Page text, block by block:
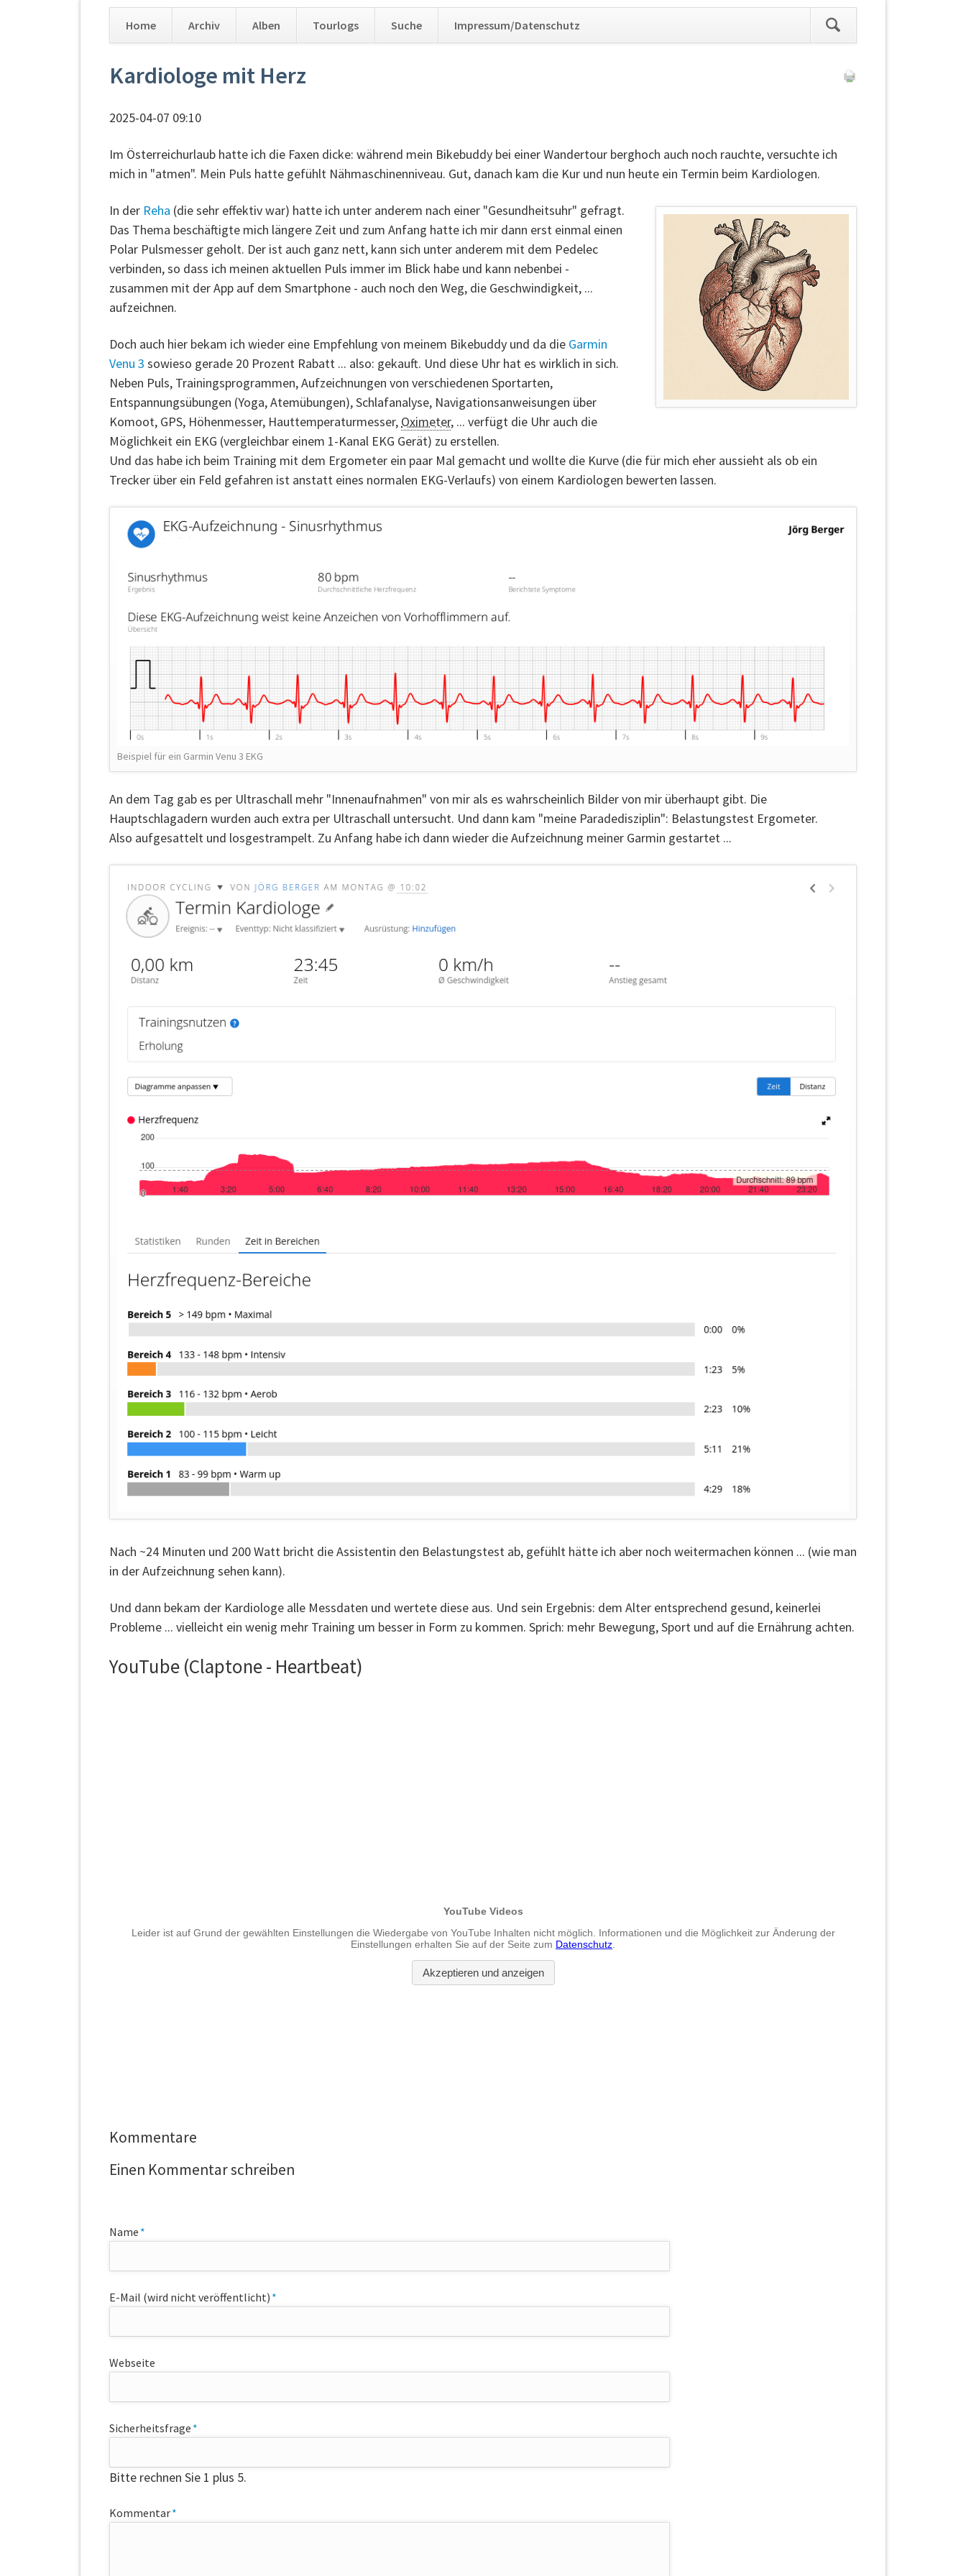
überspringen
Home Archiv Alben Tourlogs Suche Impressum/Datenschutz
überspringen
Kardiologe mit Herz
2025-04-07 09:10
Im Österreichurlaub hatte ich die Faxen dicke: während mein Bikebuddy bei einer Wandertour berghoch auch noch rauchte, versuchte ich
mich in "atmen". Mein Puls hatte gefühlt Nähmaschinenniveau. Gut, danach kam die Kur und nun heute ein Termin beim Kardiologen.
In der Reha (die sehr effektiv war) hatte ich unter anderem nach einer "Gesundheitsuhr" gefragt.
Das Thema beschäftigte mich längere Zeit und zum Anfang hatte ich mir dann erst einmal einen
Polar Pulsmesser geholt. Der ist auch ganz nett, kann sich unter anderem mit dem Pedelec
verbinden, so dass ich meinen aktuellen Puls immer im Blick habe und kann nebenbei -
zusammen mit der App auf dem Smartphone - auch noch den Weg, die Geschwindigkeit, ...
aufzeichnen.
Doch auch hier bekam ich wieder eine Empfehlung von meinem Bikebuddy und da die Garmin
Venu 3 sowieso gerade 20 Prozent Rabatt ... also: gekauft. Und diese Uhr hat es wirklich in sich.
Neben Puls, Trainingsprogrammen, Aufzeichnungen von verschiedenen Sportarten,
Entspannungsübungen (Yoga, Atemübungen), Schlafanalyse, Navigationsanweisungen über
Komoot, GPS, Höhenmesser, Hauttemperaturmesser, Oximeter, ... verfügt die Uhr auch die
Möglichkeit ein EKG (vergleichbar einem 1-Kanal EKG Gerät) zu erstellen.
Und das habe ich beim Training mit dem Ergometer ein paar Mal gemacht und wollte die Kurve (die für mich eher aussieht als ob ein
Trecker über ein Feld gefahren ist anstatt eines normalen EKG-Verlaufs) von einem Kardiologen bewerten lassen.
Beispiel für ein Garmin Venu 3 EKG
An dem Tag gab es per Ultraschall mehr "Innenaufnahmen" von mir als es wahrscheinlich Bilder von mir überhaupt gibt. Die
Hauptschlagadern wurden auch extra per Ultraschall untersucht. Und dann kam "meine Paradedisziplin": Belastungstest Ergometer.
Also aufgesattelt und losgestrampelt. Zu Anfang habe ich dann wieder die Aufzeichnung meiner Garmin gestartet ...
Nach ~24 Minuten und 200 Watt bricht die Assistentin den Belastungstest ab, gefühlt hätte ich aber noch weitermachen können ... (wie man
in der Aufzeichnung sehen kann).
Und dann bekam der Kardiologe alle Messdaten und wertete diese aus. Und sein Ergebnis: dem Alter entsprechend gesund, keinerlei
Probleme ... vielleicht ein wenig mehr Training um besser in Form zu kommen. Sprich: mehr Bewegung, Sport und auf die Ernährung achten.
YouTube (Claptone - Heartbeat)
Kommentare
Einen Kommentar schreiben
Pflichtfeld
Name *
Pflichtfeld
E-Mail (wird nicht veröffentlicht) *
Webseite
Pflichtfeld
Sicherheitsfrage *
Bitte rechnen Sie 1 plus 5.
Pflichtfeld
Kommentar*